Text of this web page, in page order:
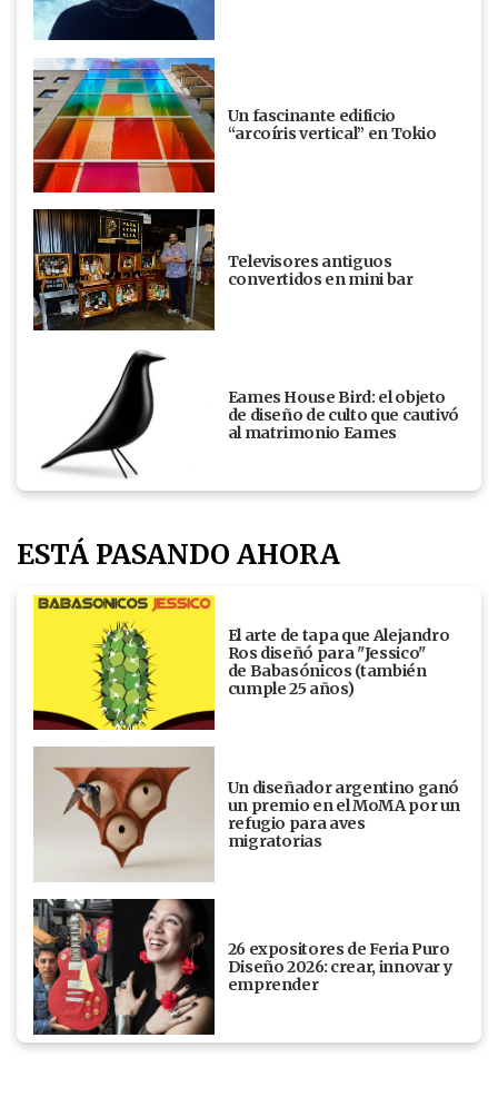
Un fascinante edificio
“arcoíris vertical” en Tokio
Televisores antiguos
convertidos en mini bar
Eames House Bird: el objeto
de diseño de culto que cautivó
al matrimonio Eames
ESTÁ PASANDO AHORA
El arte de tapa que Alejandro
Ros diseñó para "Jessico"
de Babasónicos (también
cumple 25 años)
Un diseñador argentino ganó
un premio en el MoMA por un
refugio para aves
migratorias
26 expositores de Feria Puro
Diseño 2026: crear, innovar y
emprender